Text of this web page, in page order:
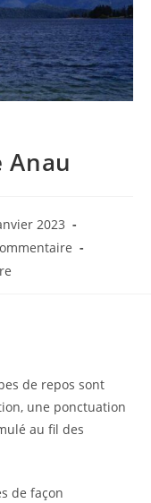
Anau
2023
de repos sont
une ponctuation
au fil des
de façon